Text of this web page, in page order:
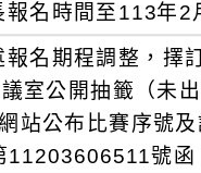
名時間至113年2
報名期程調整，
室公開抽籤（未
站公布比賽序號
號函